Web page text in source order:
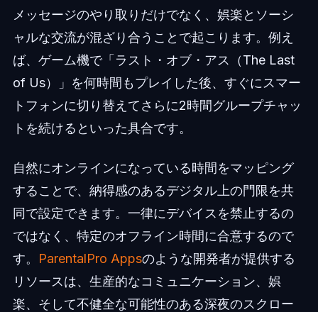
メッセージのやり取りだけでなく、娯楽とソーシ
ャルな交流が混ざり合うことで起こります。例え
ば、ゲーム機で「ラスト・オブ・アス（The Last
of Us）」を何時間もプレイした後、すぐにスマー
トフォンに切り替えてさらに2時間グループチャッ
トを続けるといった具合です。
自然にオンラインになっている時間をマッピング
することで、納得感のあるデジタル上の門限を共
同で設定できます。一律にデバイスを禁止するの
ではなく、特定のオフライン時間に合意するので
す。 ParentalPro Appsのような開発者が提供する
リソースは、生産的なコミュニケーション、娯
楽、そして不健全な可能性のある深夜のスクロー